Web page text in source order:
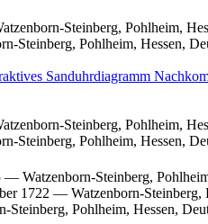
Steinberg, Pohlheim,
Steinberg, Pohlheim, Hessen,
Sanduhrdiagramm
Steinberg, Pohlheim,
Steinberg, Pohlheim, Hessen,
— Watzenborn-Steinberg,
1722 — Watzenborn-Steinberg,
Steinberg, Pohlheim, Hessen,